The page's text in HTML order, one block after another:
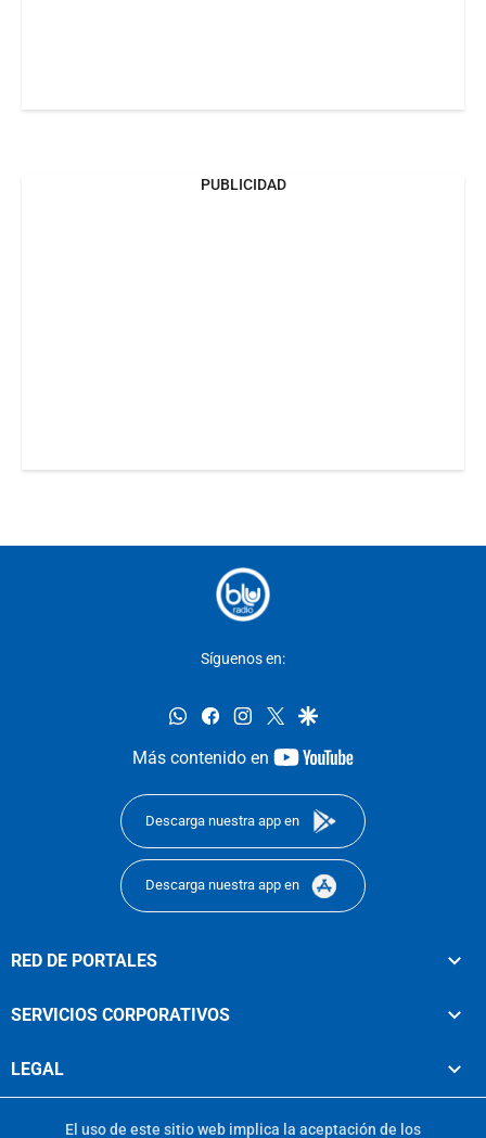
PUBLICIDAD
Síguenos en:
whatsappfacebookinstagram
twittergoogle
Más contenido en
youtube-
Descarga nuestra app en
Descarga nuestra app en
RED DE PORTALES
SERVICIOS CORPORATIVOS
LEGAL
El uso de este sitio web implica la aceptación de los